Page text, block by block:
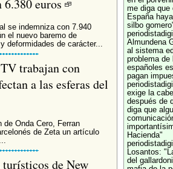
euros
se indemniza con 7.940
el nuevo baremo de
de carácter...
trabajan con
a las esferas del
Onda Cero, Ferran
de Zeta un artículo
de New
me diga que
España
silbo
Almundena
al sistema
problema de
españoles
pagan
exige la
después de
diga que
Hacienda"
Losantos:
del